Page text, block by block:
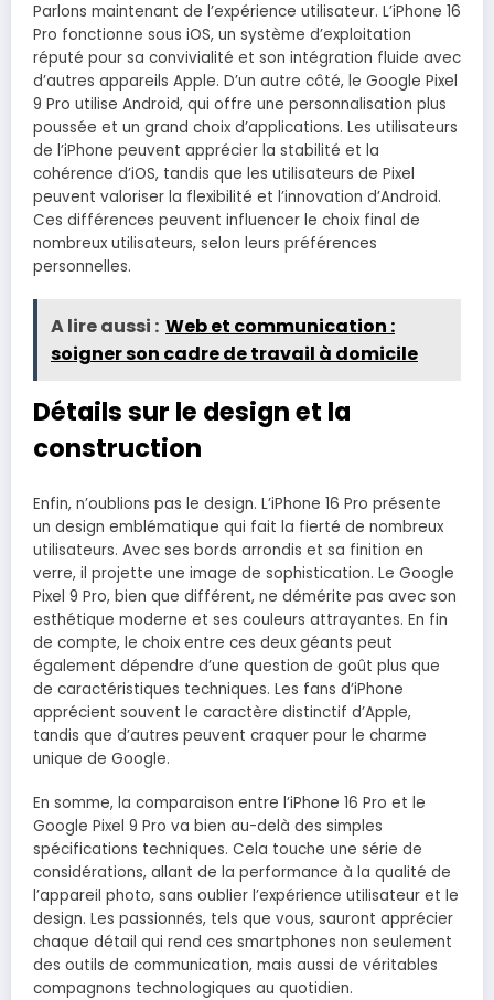
Parlons maintenant de l’expérience utilisateur. L’iPhone 16
Pro fonctionne sous iOS, un système d’exploitation
réputé pour sa convivialité et son intégration fluide avec
d’autres appareils Apple. D’un autre côté, le Google Pixel
9 Pro utilise Android, qui offre une personnalisation plus
poussée et un grand choix d’applications. Les utilisateurs
de l’iPhone peuvent apprécier la stabilité et la
cohérence d’iOS, tandis que les utilisateurs de Pixel
peuvent valoriser la flexibilité et l’innovation d’Android.
Ces différences peuvent influencer le choix final de
nombreux utilisateurs, selon leurs préférences
personnelles.
A lire aussi : Web et communication :
soigner son cadre de travail à domicile
Détails sur le design et la
construction
Enfin, n’oublions pas le design. L’iPhone 16 Pro présente
un design emblématique qui fait la fierté de nombreux
utilisateurs. Avec ses bords arrondis et sa finition en
verre, il projette une image de sophistication. Le Google
Pixel 9 Pro, bien que différent, ne démérite pas avec son
esthétique moderne et ses couleurs attrayantes. En fin
de compte, le choix entre ces deux géants peut
également dépendre d’une question de goût plus que
de caractéristiques techniques. Les fans d’iPhone
apprécient souvent le caractère distinctif d’Apple,
tandis que d’autres peuvent craquer pour le charme
unique de Google.
En somme, la comparaison entre l’iPhone 16 Pro et le
Google Pixel 9 Pro va bien au-delà des simples
spécifications techniques. Cela touche une série de
considérations, allant de la performance à la qualité de
l’appareil photo, sans oublier l’expérience utilisateur et le
design. Les passionnés, tels que vous, sauront apprécier
chaque détail qui rend ces smartphones non seulement
des outils de communication, mais aussi de véritables
compagnons technologiques au quotidien.